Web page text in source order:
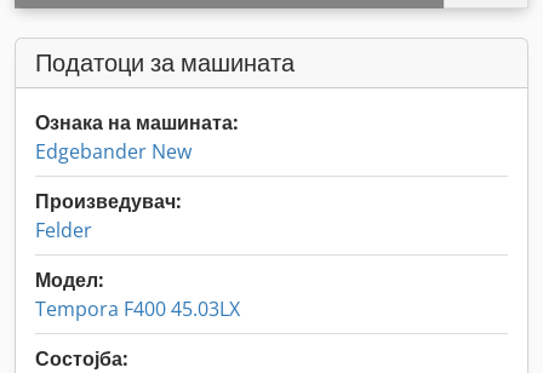
Податоци за машината
Ознака на машината:
Edgebander New
Произведувач:
Felder
Модел:
Tempora F400 45.03LX
Состојба: